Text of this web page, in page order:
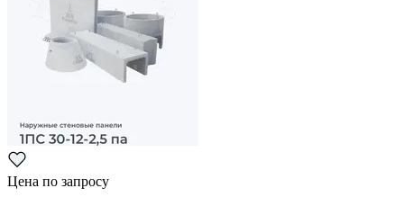
Цена по запросу